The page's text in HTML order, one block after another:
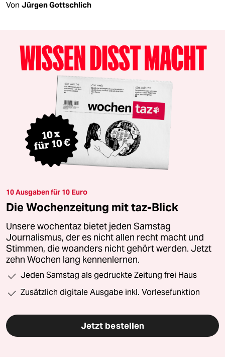
Von Jürgen Gottschlich
10 Ausgaben für 10 Euro
Die Wochenzeitung mit taz-Blick
Unsere wochentaz bietet jeden Samstag
Journalismus, der es nicht allen recht macht und
Stimmen, die woanders nicht gehört werden. Jetzt
zehn Wochen lang kennenlernen.
Jeden Samstag als gedruckte Zeitung frei Haus
Zusätzlich digitale Ausgabe inkl. Vorlesefunktion
Jetzt bestellen